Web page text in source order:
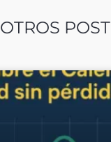
OTROS POST